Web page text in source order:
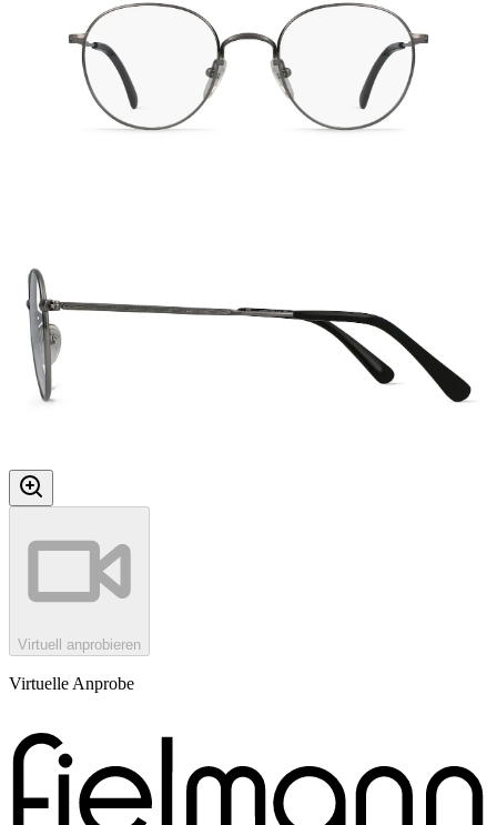
Virtuell anprobieren
Virtuelle Anprobe